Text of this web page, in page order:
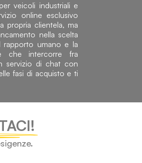
veicoli industriali e
online esclusivo
propria clientela, ma
nella scelta
umano e la
che intercorre fra
servizio di chat con
fasi di acquisto e ti